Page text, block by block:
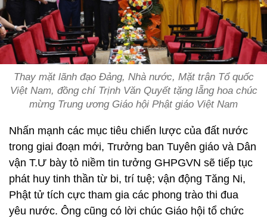
Thay mặt lãnh đạo Đảng, Nhà nước, Mặt trận Tổ quốc
Việt Nam, đồng chí Trịnh Văn Quyết tặng lẵng hoa chúc
mừng Trung ương Giáo hội Phật giáo Việt Nam
Nhấn mạnh các mục tiêu chiến lược của đất nước
trong giai đoạn mới, Trưởng ban Tuyên giáo và Dân
vận T.Ư bày tỏ niềm tin tưởng GHPGVN sẽ tiếp tục
phát huy tinh thần từ bi, trí tuệ; vận động Tăng Ni,
Phật tử tích cực tham gia các phong trào thi đua
yêu nước. Ông cũng có lời chúc Giáo hội tổ chức